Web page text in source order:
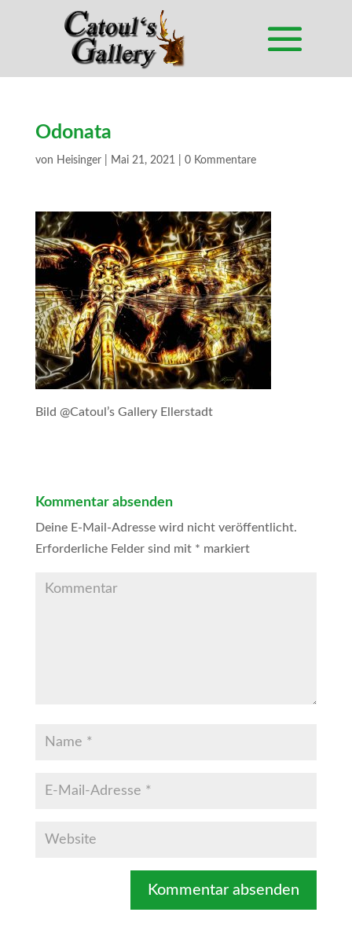
Odonata
von Heisinger| Mai 21, 2021 0 Kommentare
Bild @Catoul’s Gallery Ellerstadt
Kommentar absenden
Deine E-Mail-Adresse wird nicht veröffentlicht.
Erforderliche Felder sind mit * markiert